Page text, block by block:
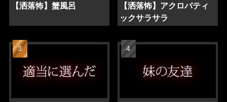
【洒落怖】蟹風呂
【洒落怖】アクロバティ
ックサラサラ